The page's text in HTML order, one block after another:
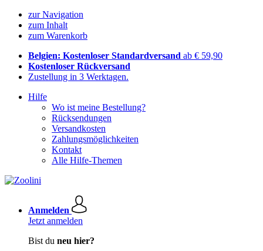
zur Navigation
zum Inhalt
zum Warenkorb
Belgien: Kostenloser Standardversand ab € 59,90
Kostenloser Rückversand
Zustellung in 3 Werktagen.
Hilfe
Wo ist meine Bestellung?
Rücksendungen
Versandkosten
Zahlungsmöglichkeiten
Kontakt
Alle Hilfe-Themen
Anmelden
Jetzt anmelden
Bist du neu hier?